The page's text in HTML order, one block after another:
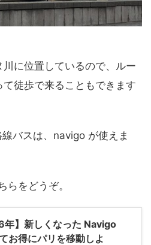
に位置しているので、ルー
徒歩で来ることもできます
バスは、navigo が使えま
らをどうぞ。
年】新しくなった Navigo
お得にパリを移動しよ